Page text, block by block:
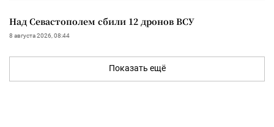
Над Севастополем сбили 12 дронов ВСУ
8 августа 2026, 08:44
Показать ещё